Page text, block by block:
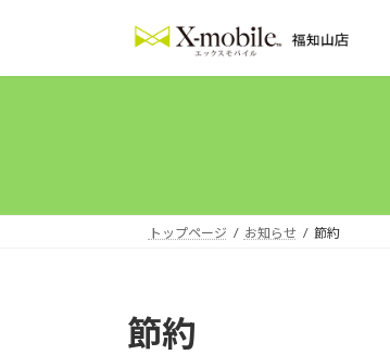
ッ
移
トップページ お知らせ 節約
節約